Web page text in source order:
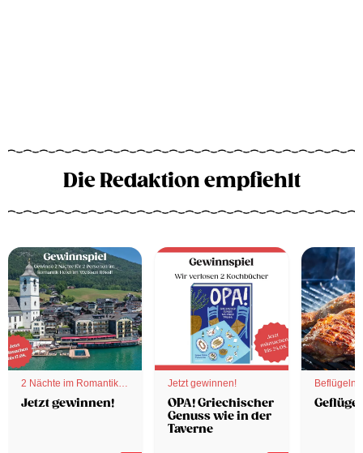
Die Redaktion empfiehlt
2 Nächte im Romantik
Hotel
Jetzt gewinnen!
Jetzt gewinnen!
OPA! Griechischer
Genuss wie in der
Taverne